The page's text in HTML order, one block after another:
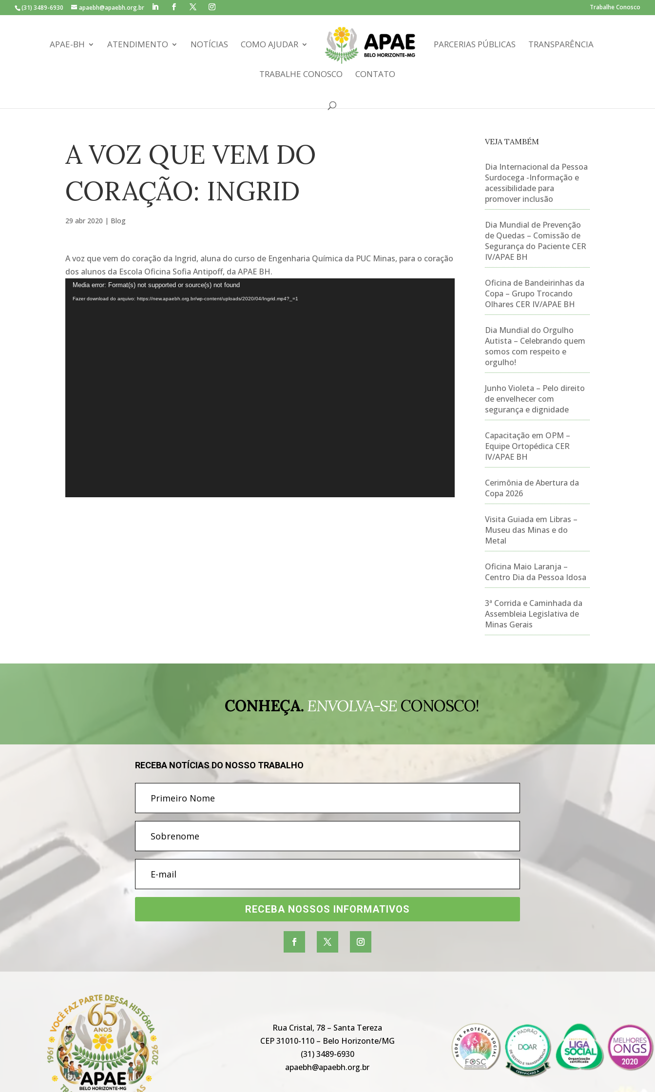
(31) 3489-6930 apaebh@apaebh.org.br Trabalhe Conosco
APAE-BH ATENDIMENTO NOTÍCIAS COMO AJUDAR PARCERIAS PÚBLICAS TRANSPARÊNCIA
TRABALHE CONOSCO CONTATO
A VOZ QUE VEM DO
CORAÇÃO: INGRID
29 abr 2020 | Blog
A voz que vem do coração da Ingrid, aluna do curso de Engenharia Química da PUC Minas, para o coração
dos alunos da Escola Oficina Sofia Antipoff, da APAE BH.
Tocador
de
Media error: Format(s) not supported or source(s) not found
Fazer download do arquivo: https://new.apaebh.org.br/wp-content/uploads/2020/04/Ingrid.mp4?_=1
VEJA TAMBÉM
Dia Internacional da Pessoa
Surdocega -Informação e
acessibilidade para
promover inclusão
Dia Mundial de Prevenção
de Quedas – Comissão de
Segurança do Paciente CER
IV/APAE BH
Oficina de Bandeirinhas da
Copa – Grupo Trocando
Olhares CER IV/APAE BH
Dia Mundial do Orgulho
Autista – Celebrando quem
somos com respeito e
orgulho!
Junho Violeta – Pelo direito
de envelhecer com
segurança e dignidade
Capacitação em OPM –
Equipe Ortopédica CER
IV/APAE BH
Cerimônia de Abertura da
Copa 2026
Visita Guiada em Libras –
Museu das Minas e do
Metal
Oficina Maio Laranja –
Centro Dia da Pessoa Idosa
3ª Corrida e Caminhada da
Assembleia Legislativa de
Minas Gerais
CONHEÇA.ENVOLVA-SE CONOSCO!
RECEBA NOTÍCIAS DO NOSSO TRABALHO
RECEBA NOSSOS INFORMATIVOS
Rua Cristal, 78 – Santa Tereza
CEP 31010-110 – Belo Horizonte/MG
(31) 3489-6930
apaebh@apaebh.org.br